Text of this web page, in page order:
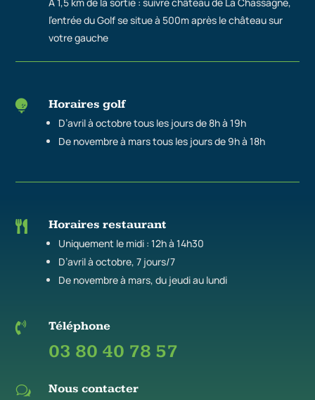
l’entrée du Golf se situe à 500m après le château sur
votre gauche
 Horaires golf
D’avril à octobre tous les jours de 8h à 19h
De novembre à mars tous les jours de 9h à 18h
 Horaires restaurant
Uniquement le midi : 12h à 14h30
D’avril à octobre, 7 jours/7
De novembre à mars, du jeudi au lundi
 Téléphone
03 80 40 78 57
w Nous contacter